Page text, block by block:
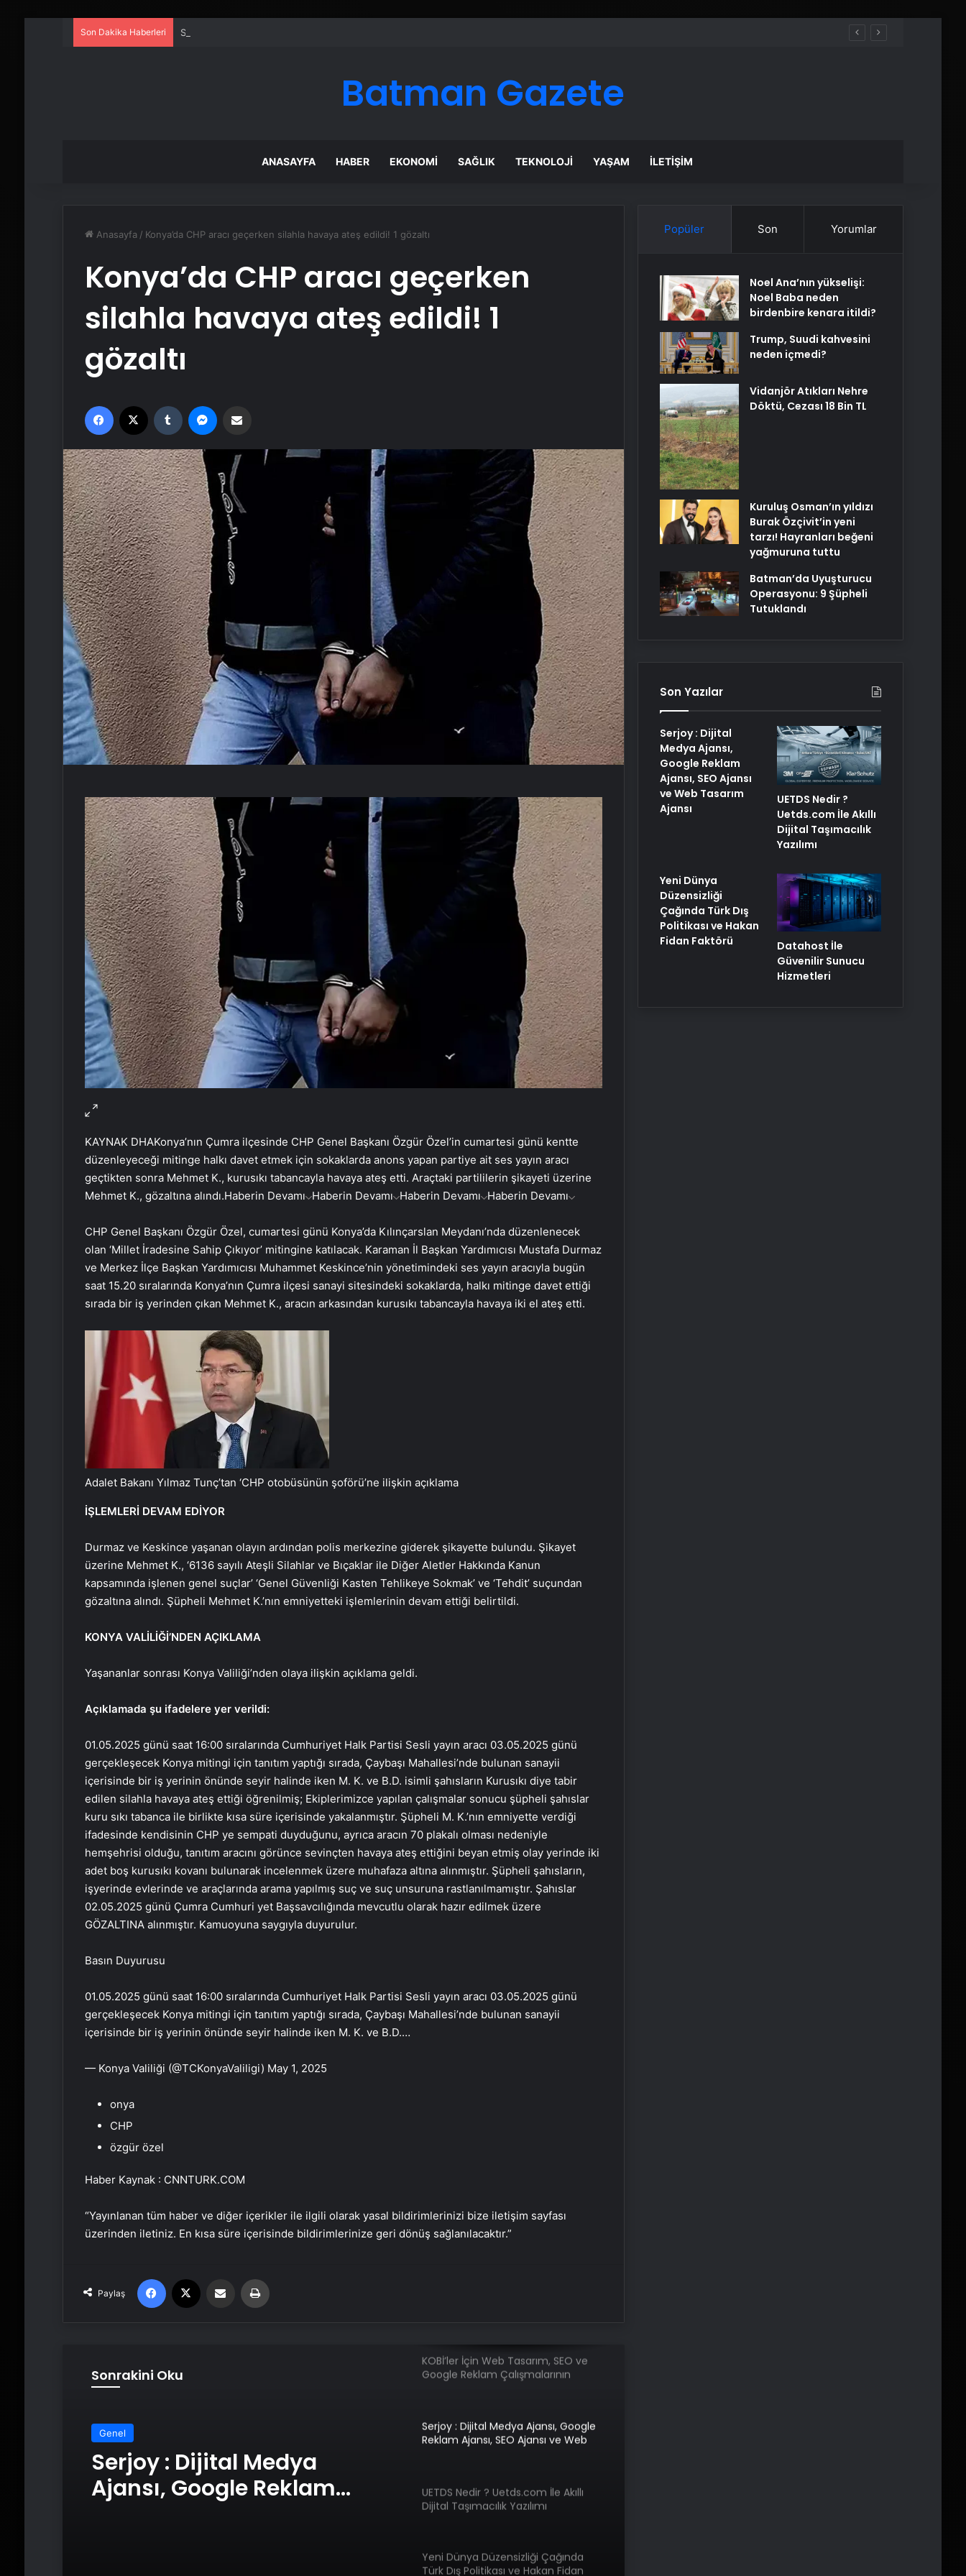
Son Dakika Haberleri Serjoy : Dijital Medya Ajansı, Google Reklam Ajansı, SEO Ajansı ve Web Tasarım Ajansı
Batman Gazete
ANASAYFA HABER EKONOMI SAĞLIK TEKNOLOJI YAŞAM İLETIŞIM
Anasayfa / Konya’da CHP aracı geçerken silahla havaya ateş edildi! 1 gözaltı
Konya’da CHP aracı geçerken
silahla havaya ateş edildi! 1
gözaltı
Facebook Tumblr
KAYNAK DHAKonya’nın Çumra ilçesinde CHP Genel Başkanı Özgür Özel’in cumartesi günü kentte
düzenleyeceği mitinge halkı davet etmek için sokaklarda anons yapan partiye ait ses yayın aracı
geçtikten sonra Mehmet K., kurusıkı tabancayla havaya ateş etti. Araçtaki partililerin şikayeti üzerine
Mehmet K., gözaltına alındı.Haberin Devamı Haberin Devamı Haberin Devamı Haberin Devamı
CHP Genel Başkanı Özgür Özel, cumartesi günü Konya’da Kılınçarslan Meydanı’nda düzenlenecek
olan ‘Millet İradesine Sahip Çıkıyor’ mitingine katılacak. Karaman İl Başkan Yardımıcısı Mustafa Durmaz
ve Merkez İlçe Başkan Yardımıcısı Muhammet Keskince’nin yönetimindeki ses yayın aracıyla bugün
saat 15.20 sıralarında Konya’nın Çumra ilçesi sanayi sitesindeki sokaklarda, halkı mitinge davet ettiği
sırada bir iş yerinden çıkan Mehmet K., aracın arkasından kurusıkı tabancayla havaya iki el ateş etti.
Adalet Bakanı Yılmaz Tunç’tan ‘CHP otobüsünün şoförü’ne ilişkin açıklama
İŞLEMLERİ DEVAM EDİYOR
Durmaz ve Keskince yaşanan olayın ardından polis merkezine giderek şikayette bulundu. Şikayet
üzerine Mehmet K., ‘6136 sayılı Ateşli Silahlar ve Bıçaklar ile Diğer Aletler Hakkında Kanun
kapsamında işlenen genel suçlar’ ‘Genel Güvenliği Kasten Tehlikeye Sokmak’ ve ‘Tehdit’ suçundan
gözaltına alındı. Şüpheli Mehmet K.’nın emniyetteki işlemlerinin devam ettiği belirtildi.
KONYA VALİLİĞİ’NDEN AÇIKLAMA
Yaşananlar sonrası Konya Valiliği’nden olaya ilişkin açıklama geldi.
Açıklamada şu ifadelere yer verildi:
01.05.2025 günü saat 16:00 sıralarında Cumhuriyet Halk Partisi Sesli yayın aracı 03.05.2025 günü
gerçekleşecek Konya mitingi için tanıtım yaptığı sırada, Çaybaşı Mahallesi’nde bulunan sanayii
içerisinde bir iş yerinin önünde seyir halinde iken M. K. ve B.D. isimli şahısların Kurusıkı diye tabir
edilen silahla havaya ateş ettiği öğrenilmiş; Ekiplerimizce yapılan çalışmalar sonucu şüpheli şahıslar
kuru sıkı tabanca ile birlikte kısa süre içerisinde yakalanmıştır. Şüpheli M. K.’nın emniyette verdiği
ifadesinde kendisinin CHP ye sempati duyduğunu, ayrıca aracın 70 plakalı olması nedeniyle
hemşehrisi olduğu, tanıtım aracını görünce sevinçten havaya ateş ettiğini beyan etmiş olay yerinde iki
adet boş kurusıkı kovanı bulunarak incelenmek üzere muhafaza altına alınmıştır. Şüpheli şahısların,
işyerinde evlerinde ve araçlarında arama yapılmış suç ve suç unsuruna rastlanılmamıştır. Şahıslar
02.05.2025 günü Çumra Cumhuri yet Başsavcılığında mevcutlu olarak hazır edilmek üzere
GÖZALTINA alınmıştır. Kamuoyuna saygıyla duyurulur.
Basın Duyurusu
01.05.2025 günü saat 16:00 sıralarında Cumhuriyet Halk Partisi Sesli yayın aracı 03.05.2025 günü
gerçekleşecek Konya mitingi için tanıtım yaptığı sırada, Çaybaşı Mahallesi’nde bulunan sanayii
içerisinde bir iş yerinin önünde seyir halinde iken M. K. ve B.D.…
— Konya Valiliği (@TCKonyaValiligi) May 1, 2025
onya
CHP
özgür özel
Haber Kaynak : CNNTURK.COM
“Yayınlanan tüm haber ve diğer içerikler ile ilgili olarak yasal bildirimlerinizi bize iletişim sayfası
üzerinden iletiniz. En kısa süre içerisinde bildirimlerinize geri dönüş sağlanılacaktır.”
Paylaş
Facebook Email'den paylaş
Sonrakini Oku
Genel
Serjoy : Dijital Medya
Ajansı, Google Reklam
Ustalar çırak bulamıyor
KOBİ’ler İçin Web Tasarım, SEO ve
Google Reklam Çalışmalarının
Serjoy : Dijital Medya Ajansı, Google
Reklam Ajansı, SEO Ajansı ve Web
UETDS Nedir ? Uetds.com İle Akıllı
Dijital Taşımacılık Yazılımı
Yeni Dünya Düzensizliği Çağında
Türk Dış Politikası ve Hakan Fidan
Popüler Son Yorumlar
Noel Ana’nın yükselişi:
Noel Baba neden
birdenbire kenara itildi?
Trump, Suudi kahvesini
neden içmedi?
Vidanjör Atıkları Nehre
Döktü, Cezası 18 Bin TL
Kuruluş Osman’ın yıldızı
Burak Özçivit’in yeni
tarzı! Hayranları beğeni
yağmuruna tuttu
Batman’da Uyuşturucu
Operasyonu: 9 Şüpheli
Tutuklandı
Son Yazılar
Serjoy : Dijital
Medya Ajansı,
Google Reklam
Ajansı, SEO Ajansı
ve Web Tasarım
Ajansı
UETDS Nedir ?
Uetds.com İle Akıllı
Dijital Taşımacılık
Yazılımı
Yeni Dünya
Düzensizliği
Çağında Türk Dış
Politikası ve Hakan
Fidan Faktörü
Datahost İle
Güvenilir Sunucu
Hizmetleri